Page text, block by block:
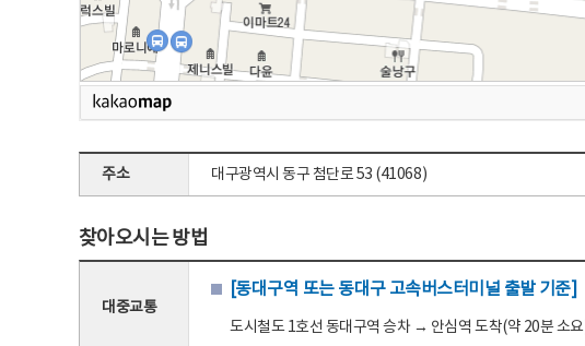
주소 대구광역시 동구 첨단로 53 (41068)
찾아오시는 방법
대중교통
[동대구역 또는 동대구 고속버스터미널 출발 기준]
도시철도 1호선 동대구역 승차 → 안심역 도착(약 20분 소